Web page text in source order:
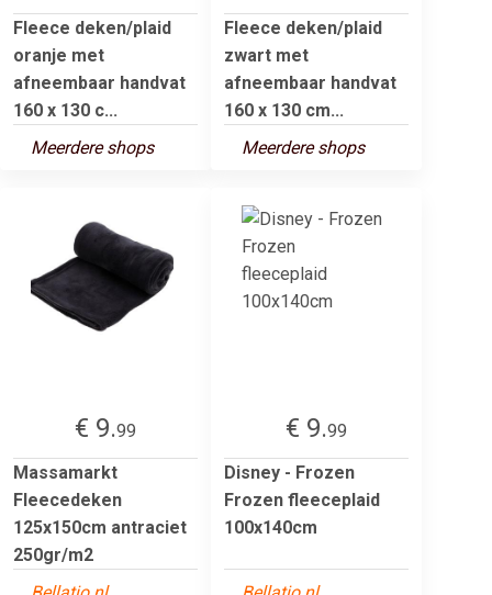
Fleece deken/plaid
oranje met
afneembaar handvat
160 x 130 c...
Meerdere shops
Fleece deken/plaid
zwart met
afneembaar handvat
160 x 130 cm...
Meerdere shops
€ 9.99
Massamarkt
Fleecedeken
125x150cm antraciet
250gr/m2
€ 9.99
Disney - Frozen
Frozen fleeceplaid
100x140cm